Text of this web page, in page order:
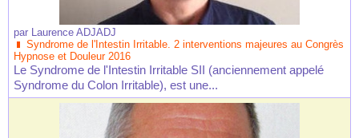
par Laurence ADJADJ
Syndrome de l'Intestin Irritable. 2 interventions majeures au Congrès
Hypnose et Douleur 2016
Le Syndrome de l'Intestin Irritable SII (anciennement appelé
Syndrome du Colon Irritable), est une...